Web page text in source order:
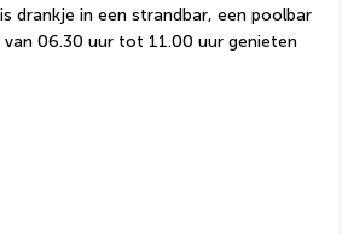
drankje in een strandbar, een poolbar
06.30 uur tot 11.00 uur genieten